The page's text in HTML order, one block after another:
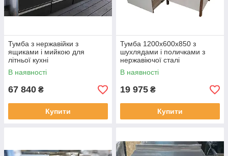
Тумба з нержавійки з
ящиками і мийкою для
літньої кухні
В наявності
67 840 ₴
Купити
Тумба 1200x600x850 з
шухлядами і поличками з
нержавіючої сталі
В наявності
19 975 ₴
Купити